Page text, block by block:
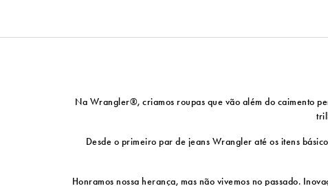
Na Wrangler®, criamos roupas que vão além do caimento
Desde o primeiro par de jeans Wrangler até os itens
Honramos nossa herança, mas não vivemos no passado.